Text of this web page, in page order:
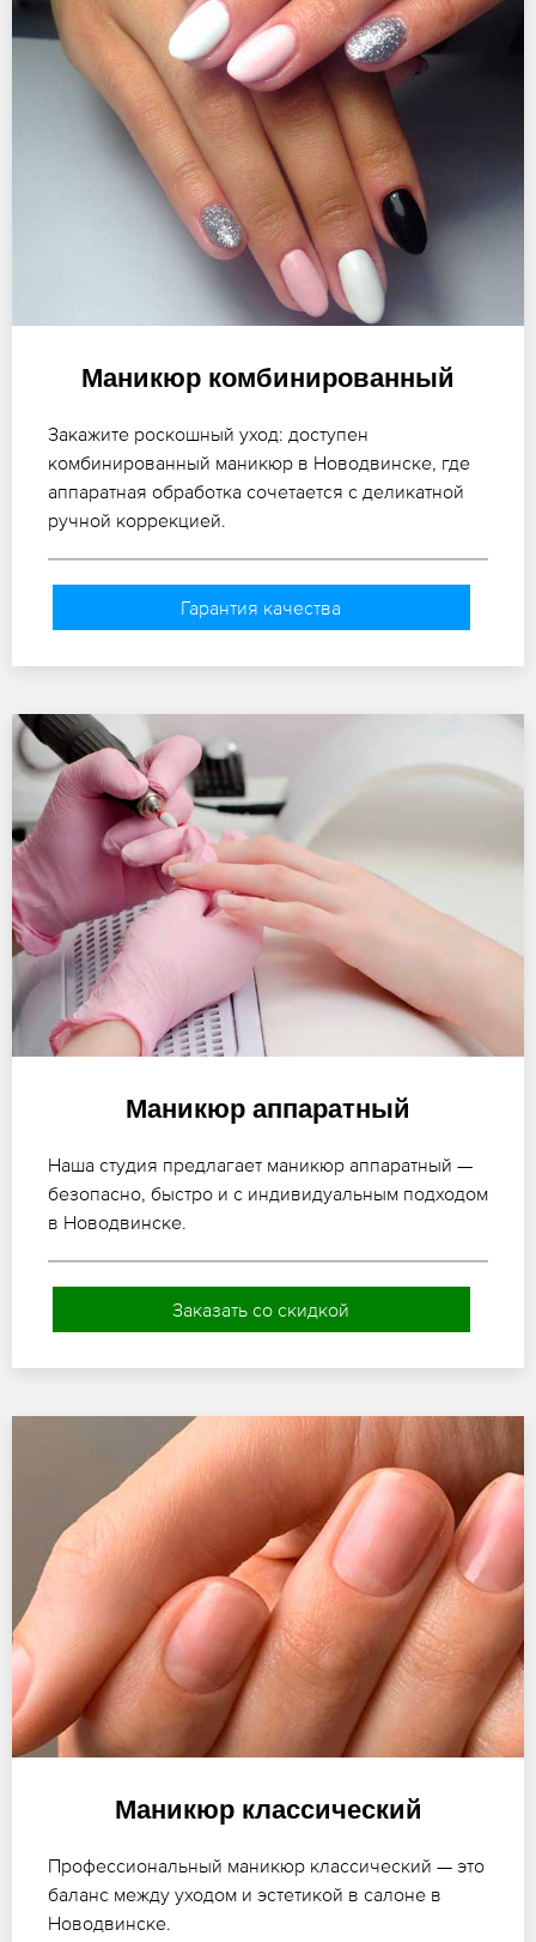
Маникюр комбинированный
Закажите роскошный уход: доступен
комбинированный маникюр в Новодвинске, где
аппаратная обработка сочетается с деликатной
ручной коррекцией.
Гарантия качества
Маникюр аппаратный
Наша студия предлагает маникюр аппаратный —
безопасно, быстро и с индивидуальным подходом
в Новодвинске.
Заказать со скидкой
Маникюр классический
Профессиональный маникюр классический — это
баланс между уходом и эстетикой в салоне в
Новодвинске.